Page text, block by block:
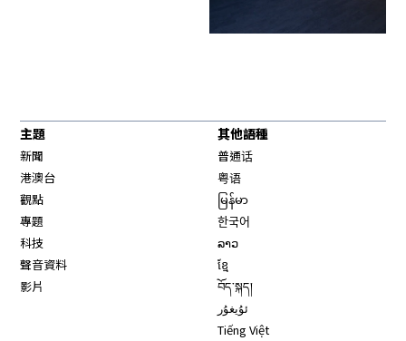
主題
新聞
港澳台
觀點
專題
科技
聲音資料
影片
其他語種
普通话
粤语
မြန်မာ
한국어
ລາວ
ខ្មែ
བོད་སྐད།
ئۇيغۇر
Tiếng Việt